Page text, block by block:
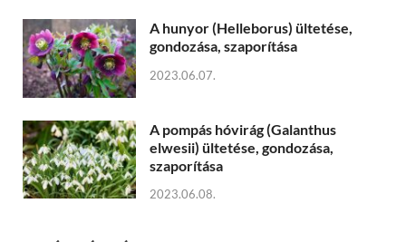
A hunyor (Helleborus) ültetése,
gondozása, szaporítása
2023.06.07.
A pompás hóvirág (Galanthus
elwesii) ültetése, gondozása,
szaporítása
2023.06.08.